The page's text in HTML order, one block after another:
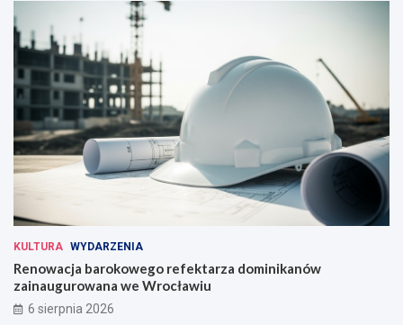
KULTURA WYDARZENIA
Renowacja barokowego refektarza dominikanów
zainaugurowana we Wrocławiu
6 sierpnia 2026